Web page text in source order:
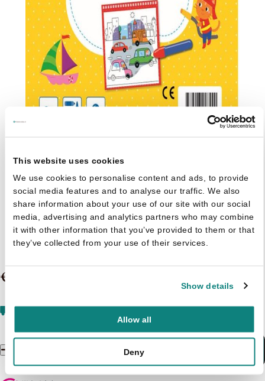
This website uses cookies
We use cookies to personalise content and ads, to provide
social media features and to analyse our traffic. We also
share information about your use of our site with our social
media, advertising and analytics partners who may combine
it with other information that you’ve provided to them or that
they’ve collected from your use of their services.
Show details
Allow all
Deny
Kleuren met water Voertuigen
3 t/m 8 jaar
€ 8,99
Vandaag besteld, overmorgen in huis.Gratis verzending
Kleuren met water Voertuigen aantalIn winkelmandje